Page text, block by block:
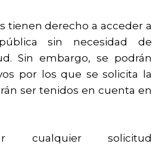
tienen derecho a acceder a
sin necesidad de
Sin embargo, se podrán
por los que se solicita la
ser tenidos en cuenta en
cualquier solicitud